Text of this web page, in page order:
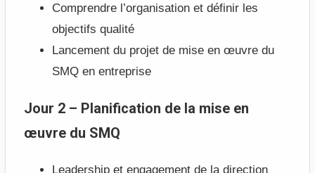
Comprendre l’organisation et définir les
objectifs qualité
Lancement du projet de mise en œuvre du
SMQ en entreprise
Jour 2 – Planification de la mise en
œuvre du SMQ
Leadership et engagement de la direction